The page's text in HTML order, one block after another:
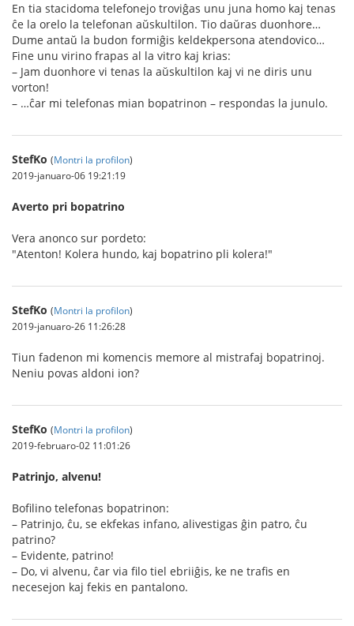
En tia stacidoma telefonejo troviĝas unu juna homo kaj tenas
ĉe la orelo la telefonan aŭskultilon. Tio daŭras duonhore…
Dume antaŭ la budon formiĝis keldekpersona atendovico…
Fine unu virino frapas al la vitro kaj krias:
– Jam duonhore vi tenas la aŭskultilon kaj vi ne diris unu
vorton!
– …ĉar mi telefonas mian bopatrinon – respondas la junulo.
StefKo (Montri la profilon)
2019-januaro-06 19:21:19
Averto pri bopatrino
Vera anonco sur pordeto:
"Atenton! Kolera hundo, kaj bopatrino pli kolera!"
StefKo (Montri la profilon)
2019-januaro-26 11:26:28
Tiun fadenon mi komencis memore al mistrafaj bopatrinoj.
Neniu povas aldoni ion?
StefKo (Montri la profilon)
2019-februaro-02 11:01:26
Patrinjo, alvenu!
Bofilino telefonas bopatrinon:
– Patrinjo, ĉu, se ekfekas infano, alivestigas ĝin patro, ĉu
patrino?
– Evidente, patrino!
– Do, vi alvenu, ĉar via filo tiel ebriiĝis, ke ne trafis en
necesejon kaj fekis en pantalono.